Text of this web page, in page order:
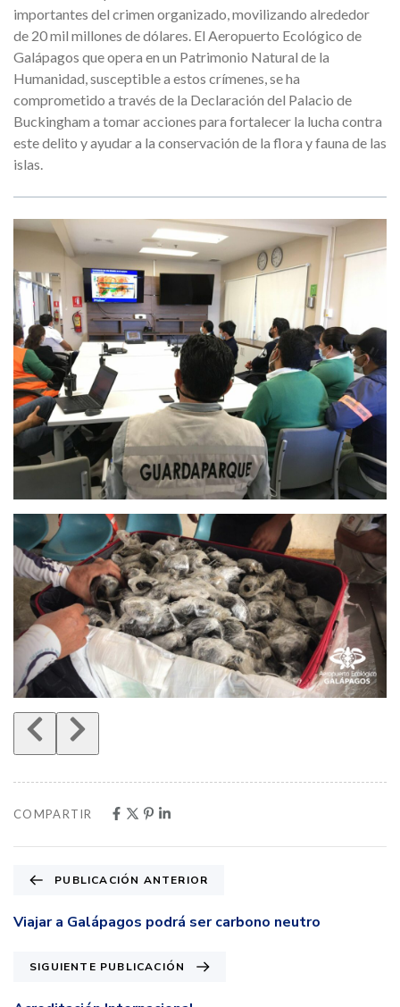
importantes del crimen organizado, movilizando alrededor
de 20 mil millones de dólares. El Aeropuerto Ecológico de
Galápagos que opera en un Patrimonio Natural de la
Humanidad, susceptible a estos crímenes, se ha
comprometido a través de la Declaración del Palacio de
Buckingham a tomar acciones para fortalecer la lucha contra
este delito y ayudar a la conservación de la flora y fauna de las
islas.
COMPARTIR
PUBLICACIÓN ANTERIOR
Viajar a Galápagos podrá ser carbono neutro
SIGUIENTE PUBLICACIÓN